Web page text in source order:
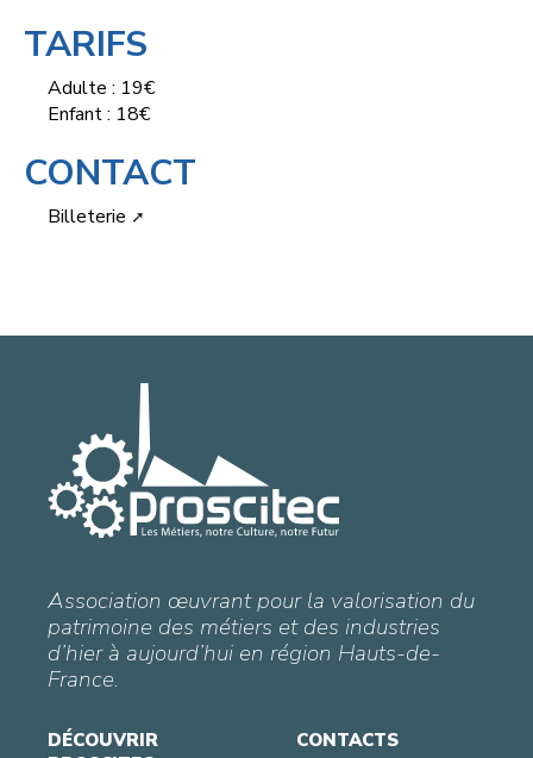
TARIFS
Adulte : 19€
Enfant : 18€
CONTACT
Billeterie
Association œuvrant pour la valorisation du
patrimoine des métiers et des industries
d’hier à aujourd’hui en région Hauts-de-
France.
DÉCOUVRIR
CONTACTS